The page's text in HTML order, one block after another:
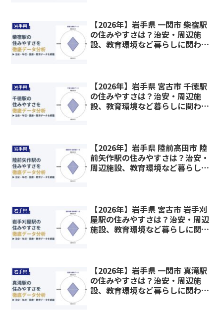
岩手県
【2026年】岩手県 一関市 柴宿駅
の住みやすさは？治安・周辺施
設、教育環境など暮らしに関わる
岩手県
【2026年】岩手県 宮古市 千徳駅
の住みやすさは？治安・周辺施
設、教育環境など暮らしに関わる
岩手県
【2026年】岩手県 陸前高田市 陸
前矢作駅の住みやすさは？治安・
周辺施設、教育環境など暮らしに
岩手県
【2026年】岩手県 宮古市 岩手刈
屋駅の住みやすさは？治安・周辺
施設、教育環境など暮らしに関わ
岩手県
【2026年】岩手県 一関市 真滝駅
の住みやすさは？治安・周辺施
設、教育環境など暮らしに関わる